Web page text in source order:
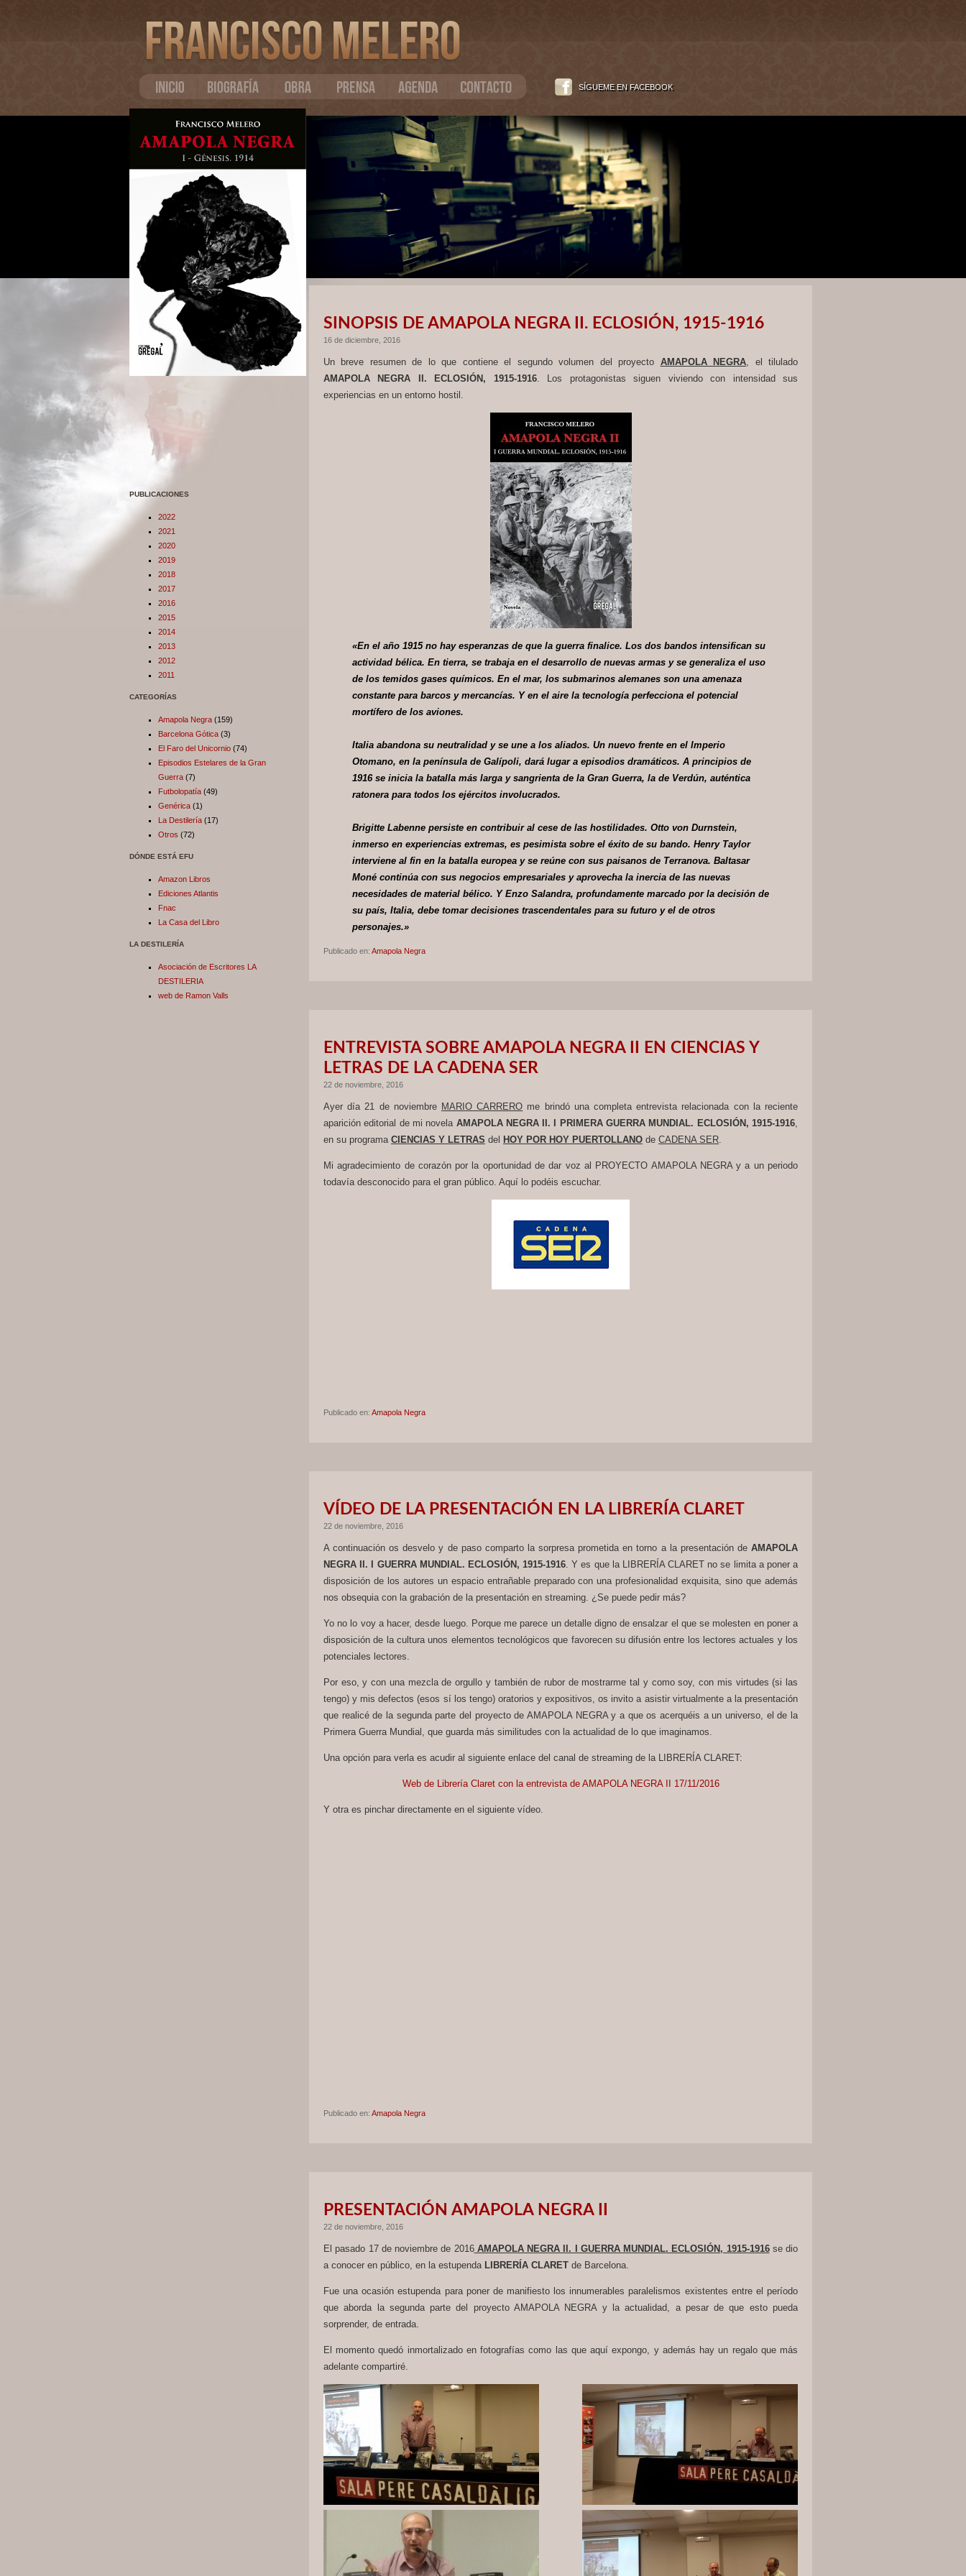
SÍGUEME EN FACEBOOK
PUBLICACIONES
2022
2021
2020
2019
2018
2017
2016
2015
2014
2013
2012
2011
CATEGORÍAS
Amapola Negra (159)
Barcelona Gótica (3)
El Faro del Unicornio (74)
Episodios Estelares de la Gran
Guerra (7)
Futbolopatía (49)
Genérica (1)
La Destilería (17)
Otros (72)
DÓNDE ESTÁ EFU
Amazon Libros
Ediciones Atlantis
Fnac
La Casa del Libro
LA DESTILERÍA
Asociación de Escritores LA
DESTILERIA
web de Ramon Valls
SINOPSIS DE AMAPOLA NEGRA II. ECLOSIÓN, 1915-1916
16 de diciembre, 2016
Un breve resumen de lo que contiene el segundo volumen del proyecto AMAPOLA NEGRA, el tilulado
AMAPOLA NEGRA II. ECLOSIÓN, 1915-1916. Los protagonistas siguen viviendo con intensidad sus
experiencias en un entorno hostil.
«En el año 1915 no hay esperanzas de que la guerra finalice. Los dos bandos intensifican su
actividad bélica. En tierra, se trabaja en el desarrollo de nuevas armas y se generaliza el uso
de los temidos gases químicos. En el mar, los submarinos alemanes son una amenaza
constante para barcos y mercancías. Y en el aire la tecnología perfecciona el potencial
mortífero de los aviones.
Italia abandona su neutralidad y se une a los aliados. Un nuevo frente en el Imperio
Otomano, en la península de Galípoli, dará lugar a episodios dramáticos. A principios de
1916 se inicia la batalla más larga y sangrienta de la Gran Guerra, la de Verdún, auténtica
ratonera para todos los ejércitos involucrados.
Brigitte Labenne persiste en contribuir al cese de las hostilidades. Otto von Durnstein,
inmerso en experiencias extremas, es pesimista sobre el éxito de su bando. Henry Taylor
interviene al fin en la batalla europea y se reúne con sus paisanos de Terranova. Baltasar
Moné continúa con sus negocios empresariales y aprovecha la inercia de las nuevas
necesidades de material bélico. Y Enzo Salandra, profundamente marcado por la decisión de
su país, Italia, debe tomar decisiones trascendentales para su futuro y el de otros
personajes.»
Publicado en: Amapola Negra
ENTREVISTA SOBRE AMAPOLA NEGRA II EN CIENCIAS Y
LETRAS DE LA CADENA SER
22 de noviembre, 2016
Ayer día 21 de noviembre MARIO CARRERO me brindó una completa entrevista relacionada con la reciente
aparición editorial de mi novela AMAPOLA NEGRA II. I PRIMERA GUERRA MUNDIAL. ECLOSIÓN, 1915-1916,
en su programa CIENCIAS Y LETRAS del HOY POR HOY PUERTOLLANO de CADENA SER.
Mi agradecimiento de corazón por la oportunidad de dar voz al PROYECTO AMAPOLA NEGRA y a un periodo
todavía desconocido para el gran público. Aquí lo podéis escuchar.
Publicado en: Amapola Negra
VÍDEO DE LA PRESENTACIÓN EN LA LIBRERÍA CLARET
22 de noviembre, 2016
A continuación os desvelo y de paso comparto la sorpresa prometida en torno a la presentación de AMAPOLA
NEGRA II. I GUERRA MUNDIAL. ECLOSIÓN, 1915-1916. Y es que la LIBRERÍA CLARET no se limita a poner a
disposición de los autores un espacio entrañable preparado con una profesionalidad exquisita, sino que además
nos obsequia con la grabación de la presentación en streaming. ¿Se puede pedir más?
Yo no lo voy a hacer, desde luego. Porque me parece un detalle digno de ensalzar el que se molesten en poner a
disposición de la cultura unos elementos tecnológicos que favorecen su difusión entre los lectores actuales y los
potenciales lectores.
Por eso, y con una mezcla de orgullo y también de rubor de mostrarme tal y como soy, con mis virtudes (si las
tengo) y mis defectos (esos sí los tengo) oratorios y expositivos, os invito a asistir virtualmente a la presentación
que realicé de la segunda parte del proyecto de AMAPOLA NEGRA y a que os acerquéis a un universo, el de la
Primera Guerra Mundial, que guarda más similitudes con la actualidad de lo que imaginamos.
Una opción para verla es acudir al siguiente enlace del canal de streaming de la LIBRERÍA CLARET:
Web de Librería Claret con la entrevista de AMAPOLA NEGRA II 17/11/2016
Y otra es pinchar directamente en el siguiente vídeo.
Publicado en: Amapola Negra
PRESENTACIÓN AMAPOLA NEGRA II
22 de noviembre, 2016
El pasado 17 de noviembre de 2016AMAPOLA NEGRA II. I GUERRA MUNDIAL. ECLOSIÓN, 1915-1916se dio
a conocer en público, en la estupendaLIBRERÍA CLARET de Barcelona.
Fue una ocasión estupenda para poner de manifiesto los innumerables paralelismos existentes entre el período
que aborda la segunda parte del proyecto AMAPOLA NEGRA y la actualidad, a pesar de que esto pueda
sorprender, de entrada.
El momento quedó inmortalizado en fotografías como las que aquí expongo, y además hay un regalo que más
adelante compartiré.